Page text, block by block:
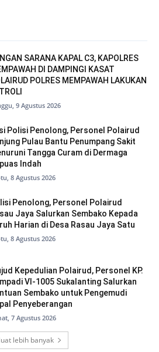
SARANA KAPAL C3, KAPOLRES
DI DAMPINGI KASAT
POLRES MEMPAWAH LAKUKAN
9 Agustus 2026
Polisi Penolong, Personel Polairud
Pulau Bantu Penumpang Sakit
Tangga Curam di Dermaga
Indah
8 Agustus 2026
Penolong, Personel Polairud
Jaya Salurkan Sembako Kepada
Harian di Desa Rasau Jaya Satu
8 Agustus 2026
Kepedulian Polairud, Personel KP.
VI-1005 Sukalanting Salurkan
Sembako untuk Pengemudi
Penyeberangan
7 Agustus 2026
lebih banyak